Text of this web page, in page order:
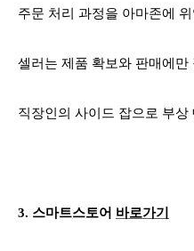
주문 처리 과정을 아마존에 위
셀러는 제품 확보와 판매에만
직장인의 사이드 잡으로 부상
3. 스마트스토어 바로가기